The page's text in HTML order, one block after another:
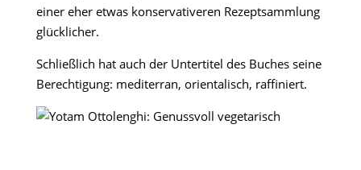
einer eher etwas konservativeren Rezeptsammlung
glücklicher.
Schließlich hat auch der Untertitel des Buches seine
Berechtigung: mediterran, orientalisch, raffiniert.